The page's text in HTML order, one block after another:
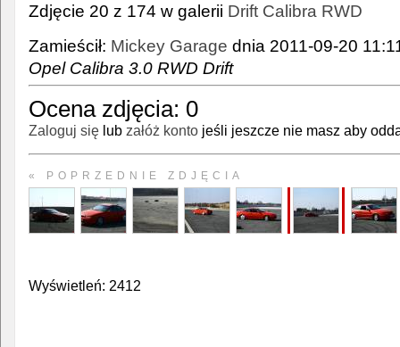
Zdjęcie 20 z 174 w galerii Drift Calibra RWD
Zamieścił: Mickey Garage dnia 2011-09-20
Opel Calibra 3.0 RWD Drift
Ocena zdjęcia: 0
Zaloguj się lub załóż konto jeśli jeszcze nie masz aby
« POPRZEDNIE ZDJĘCIA
Wyświetleń: 2412